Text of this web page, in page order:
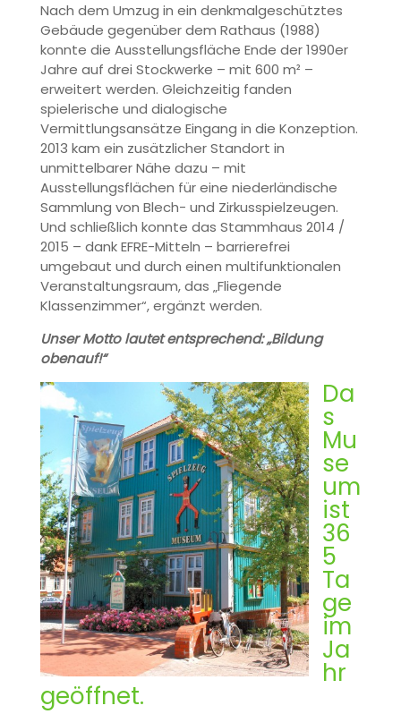
Nach dem Umzug in ein denkmalgeschütztes
Gebäude gegenüber dem Rathaus (1988)
konnte die Ausstellungsfläche Ende der 1990er
Jahre auf drei Stockwerke – mit 600 m² –
erweitert werden. Gleichzeitig fanden
spielerische und dialogische
Vermittlungsansätze Eingang in die Konzeption.
2013 kam ein zusätzlicher Standort in
unmittelbarer Nähe dazu – mit
Ausstellungsflächen für eine niederländische
Sammlung von Blech- und Zirkusspielzeugen.
Und schließlich konnte das Stammhaus 2014 /
2015 – dank EFRE-Mitteln – barrierefrei
umgebaut und durch einen multifunktionalen
Veranstaltungsraum, das „Fliegende
Klassenzimmer“, ergänzt werden.
Unser Motto lautet entsprechend: „Bildung
obenauf!“
Da
s
Mu
se
um
ist
36
5
Ta
ge
im
Ja
hr
geöffnet.